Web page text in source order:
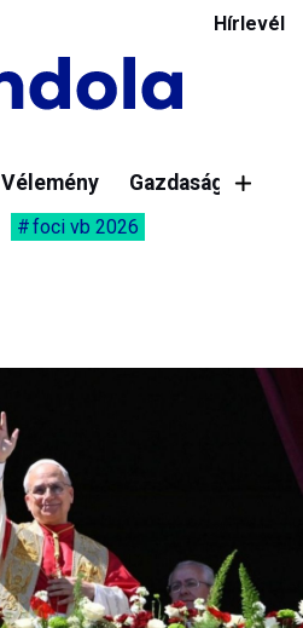
Hírlevél
Vélemény Gazdaság
foci vb 2026